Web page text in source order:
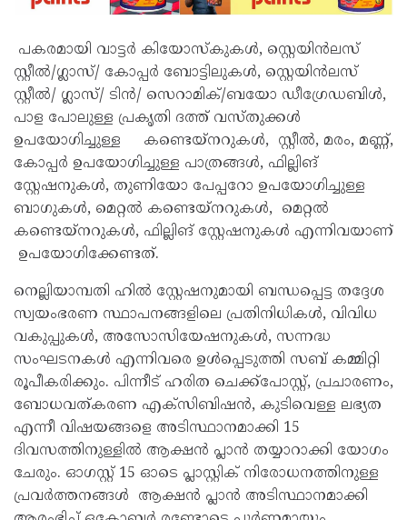
പകരമായി വാട്ടർ കിയോസ്‌കുകൾ, സ്റ്റെയിൻലസ്
സ്റ്റീൽ/ഗ്ലാസ്/ കോപ്പർ ബോട്ടിലുകൾ, സ്റ്റെയിൻലസ്
സ്റ്റീൽ/ ഗ്ലാസ്/ ടിൻ/ സെറാമിക്/ബയോ ഡീഗ്രേഡബിൾ,
പാള പോലുള്ള പ്രകൃതി ദത്ത് വസ്തുക്കൾ
ഉപയോഗിച്ചുള്ള കണ്ടെയ്‌നറുകൾ, സ്റ്റീൽ, മരം, മണ്ണ്,
കോപ്പർ ഉപയോഗിച്ചുള്ള പാത്രങ്ങൾ, ഫില്ലിങ്
സ്റ്റേഷനുകൾ, തുണിയോ പേപ്പറോ ഉപയോഗിച്ചുള്ള
ബാഗുകൾ, മെറ്റൽ കണ്ടെയ്‌നറുകൾ, മെറ്റൽ
കണ്ടെയ്‌നറുകൾ, ഫില്ലിങ് സ്റ്റേഷനുകൾ എന്നിവയാണ്
ഉപയോഗിക്കേണ്ടത്.
നെല്ലിയാമ്പതി ഹിൽ സ്റ്റേഷനുമായി ബന്ധപ്പെട്ട തദ്ദേശ
സ്വയംഭരണ സ്ഥാപനങ്ങളിലെ പ്രതിനിധികൾ, വിവിധ
വകുപ്പുകൾ, അസോസിയേഷനുകൾ, സന്നദ്ധ
സംഘടനകൾ എന്നിവരെ ഉൾപ്പെടുത്തി സബ് കമ്മിറ്റി
രൂപീകരിക്കും. പിന്നീട് ഹരിത ചെക്ക്‌പോസ്റ്റ്, പ്രചാരണം,
ബോധവത്കരണ എക്‌സിബിഷൻ, കുടിവെള്ള ലഭ്യത
എന്നീ വിഷയങ്ങളെ അടിസ്ഥാനമാക്കി 15
ദിവസത്തിനുള്ളിൽ ആക്ഷൻ പ്ലാൻ തയ്യാറാക്കി യോഗം
ചേരും. ഓഗസ്റ്റ് 15 ഓടെ പ്ലാസ്റ്റിക് നിരോധനത്തിനുള്ള
പ്രവർത്തനങ്ങൾ ആക്ഷൻ പ്ലാൻ അടിസ്ഥാനമാക്കി